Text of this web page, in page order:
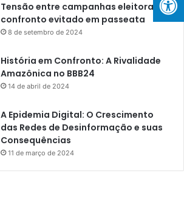
Tensão entre campanhas eleitorais:
confronto evitado em passeata
8 de setembro de 2024
História em Confronto: A Rivalidade
Amazônica no BBB24
14 de abril de 2024
A Epidemia Digital: O Crescimento
das Redes de Desinformação e suas
Consequências
11 de março de 2024